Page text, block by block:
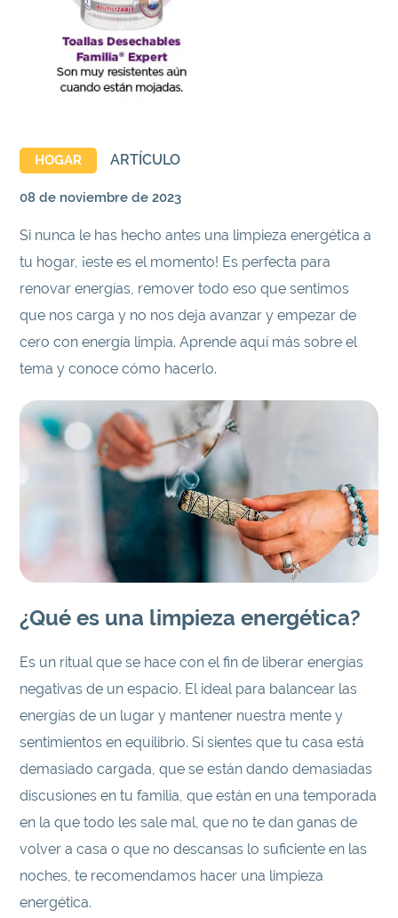
HOGAR ARTÍCULO
08 de noviembre de 2023
Si nunca le has hecho antes una limpieza energética a
tu hogar, ¡este es el momento! Es perfecta para
renovar energías, remover todo eso que sentimos
que nos carga y no nos deja avanzar y empezar de
cero con energía limpia. Aprende aquí más sobre el
tema y conoce cómo hacerlo.
¿Qué es una limpieza energética?
Es un ritual que se hace con el fin de liberar energías
negativas de un espacio. El ideal para balancear las
energías de un lugar y mantener nuestra mente y
sentimientos en equilibrio. Si sientes que tu casa está
demasiado cargada, que se están dando demasiadas
discusiones en tu familia, que están en una temporada
en la que todo les sale mal, que no te dan ganas de
volver a casa o que no descansas lo suficiente en las
noches, te recomendamos hacer una limpieza
energética.